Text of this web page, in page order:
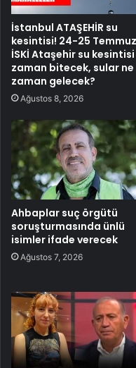
İstanbul ATAŞEHİR su
kesintisi! 24-25 Temmuz
İSKİ Ataşehir su kesintisi
zaman bitecek, sular ne
zaman gelecek?
Ağustos 8, 2026
Ahbaplar suç örgütü
soruşturmasında ünlü
isimler ifade verecek
Ağustos 7, 2026